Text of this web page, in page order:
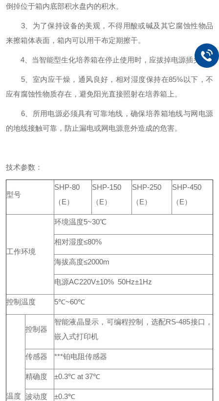
倒掉位于箱内底部积水盘内的积水。
3、为了保持设备的美观，不得用酸或碱及其它腐蚀性物品
来擦箱体表面，箱内可以用干布定期擦干。
4、当智能型生化培养箱在停止使用时，应拔掉电源插头。
5、室内应干燥，通风良好，相对湿度保持在85%以下，不
应有腐蚀性物质存在，避免阳光直接照射在培养箱上。
6、所用电源必须具有可靠地线，确保培养箱地线与网电源
的地线接触可靠，防止漏电或网电源意外造成的危害。
技术参数：
型号
SHP-80
（E）
SHP-150
（E）
SHP-250
（E）
SHP-450
（E）
工作环境
环境温度5~30℃
相对湿度≤80%
海拔高度≤2000m
电源AC220V±10% 50Hz±1Hz
控制温度 5℃~60℃
温度
控制器
智能液晶显示，可编程控制，选配RS-485接口，
嵌入式打印机
传感器 ***铂电阻传感器
精确度 ±0.3℃ at 37℃
波动度 ±0.3℃